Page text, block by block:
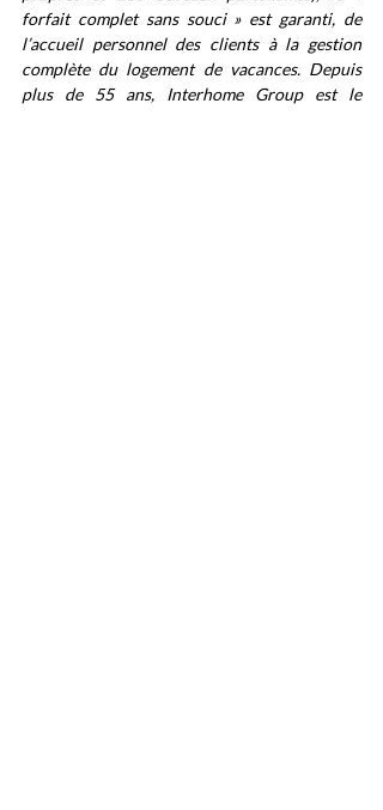
forfait complet sans souci » est garanti, de
l’accueil personnel des clients à la gestion
complète du logement de vacances. Depuis
plus de 55 ans, Interhome Group est le